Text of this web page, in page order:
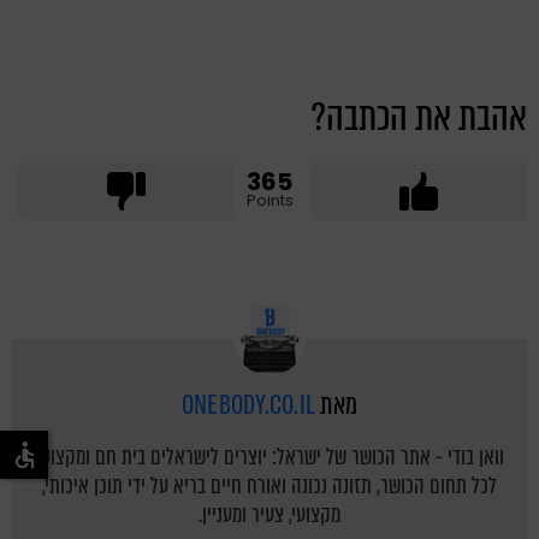
אהבת את הכתבה?
365
Points
מאתONEBODY.CO.IL
וואן בודי - אתר הכושר של ישראל: יוצרים לישראלים בית חם ומקצועי
לכל תחום הכושר, תזונה נכונה ואורח חיים בריא על ידי תוכן איכותי,
מקצועי, צעיר ומעניין.